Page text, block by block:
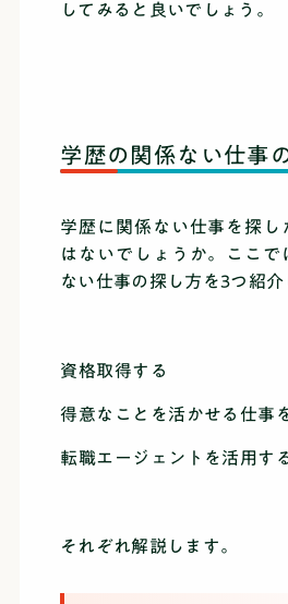
してみると良いでしょう。
学歴の関係ない仕事
学歴に関係ない仕事を探し
はないでしょうか。ここで
ない仕事の探し方を3つ紹介
資格取得する
得意なことを活かせる仕事
転職エージェントを活用す
それぞれ解説します。